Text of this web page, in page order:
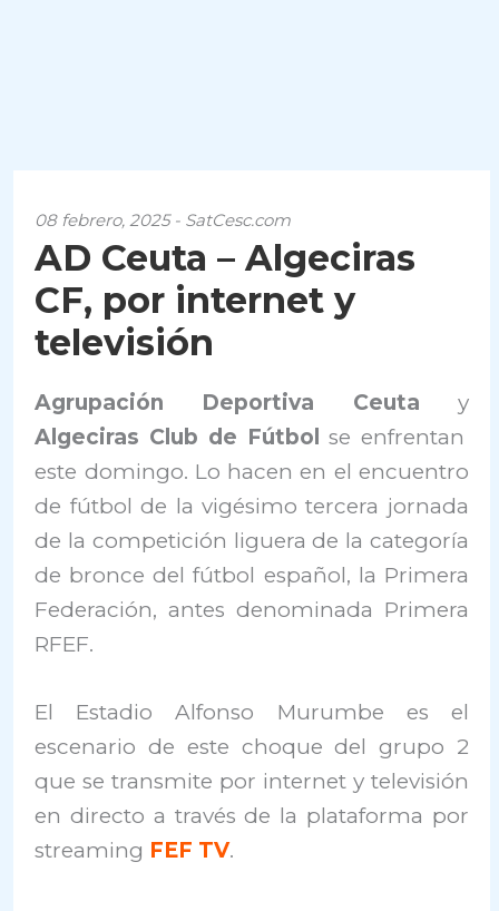
08 febrero, 2025 - SatCesc.com
AD Ceuta – Algeciras
CF, por internet y
televisión
Agrupación Deportiva Ceuta
y
Algeciras Club de Fútbol
se enfrentan
este domingo. Lo hacen en el encuentro
de fútbol de la vigésimo tercera jornada
de la competición liguera de la categoría
de bronce del fútbol español, la Primera
Federación, antes denominada Primera
RFEF.
El Estadio Alfonso Murumbe es el
escenario de este choque del grupo 2
que se transmite por internet y televisión
en directo a través de la plataforma por
streaming FEF TV.